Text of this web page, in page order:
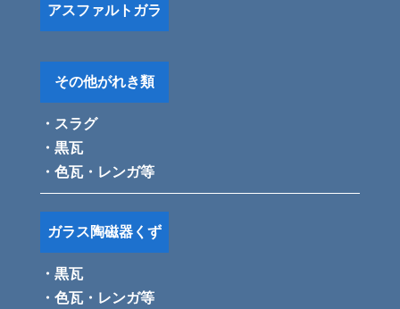
アスファルトガラ
その他がれき類
・スラグ
・黒瓦
・色瓦・レンガ等
ガラス陶磁器くず
・黒瓦
・色瓦・レンガ等